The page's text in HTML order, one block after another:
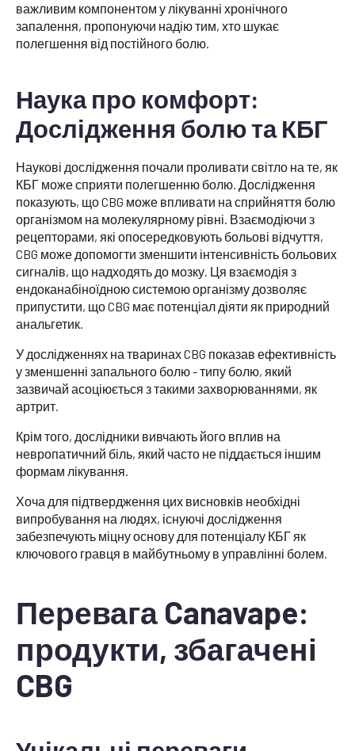
важливим компонентом у лікуванні хронічного
запалення, пропонуючи надію тим, хто шукає
полегшення від постійного болю.
Наука про комфорт:
Дослідження болю та КБГ
Наукові дослідження почали проливати світло на те, як
КБГ може сприяти полегшенню болю. Дослідження
показують, що CBG може впливати на сприйняття болю
організмом на молекулярному рівні. Взаємодіючи з
рецепторами, які опосередковують больові відчуття,
CBG може допомогти зменшити інтенсивність больових
сигналів, що надходять до мозку. Ця взаємодія з
ендоканабіноїдною системою організму дозволяє
припустити, що CBG має потенціал діяти як природний
анальгетик.
У дослідженнях на тваринах CBG показав ефективність
у зменшенні запального болю - типу болю, який
зазвичай асоціюється з такими захворюваннями, як
артрит.
Крім того, дослідники вивчають його вплив на
невропатичний біль, який часто не піддається іншим
формам лікування.
Хоча для підтвердження цих висновків необхідні
випробування на людях, існуючі дослідження
забезпечують міцну основу для потенціалу КБГ як
ключового гравця в майбутньому в управлінні болем.
Перевага Canavape:
продукти, збагачені
CBG